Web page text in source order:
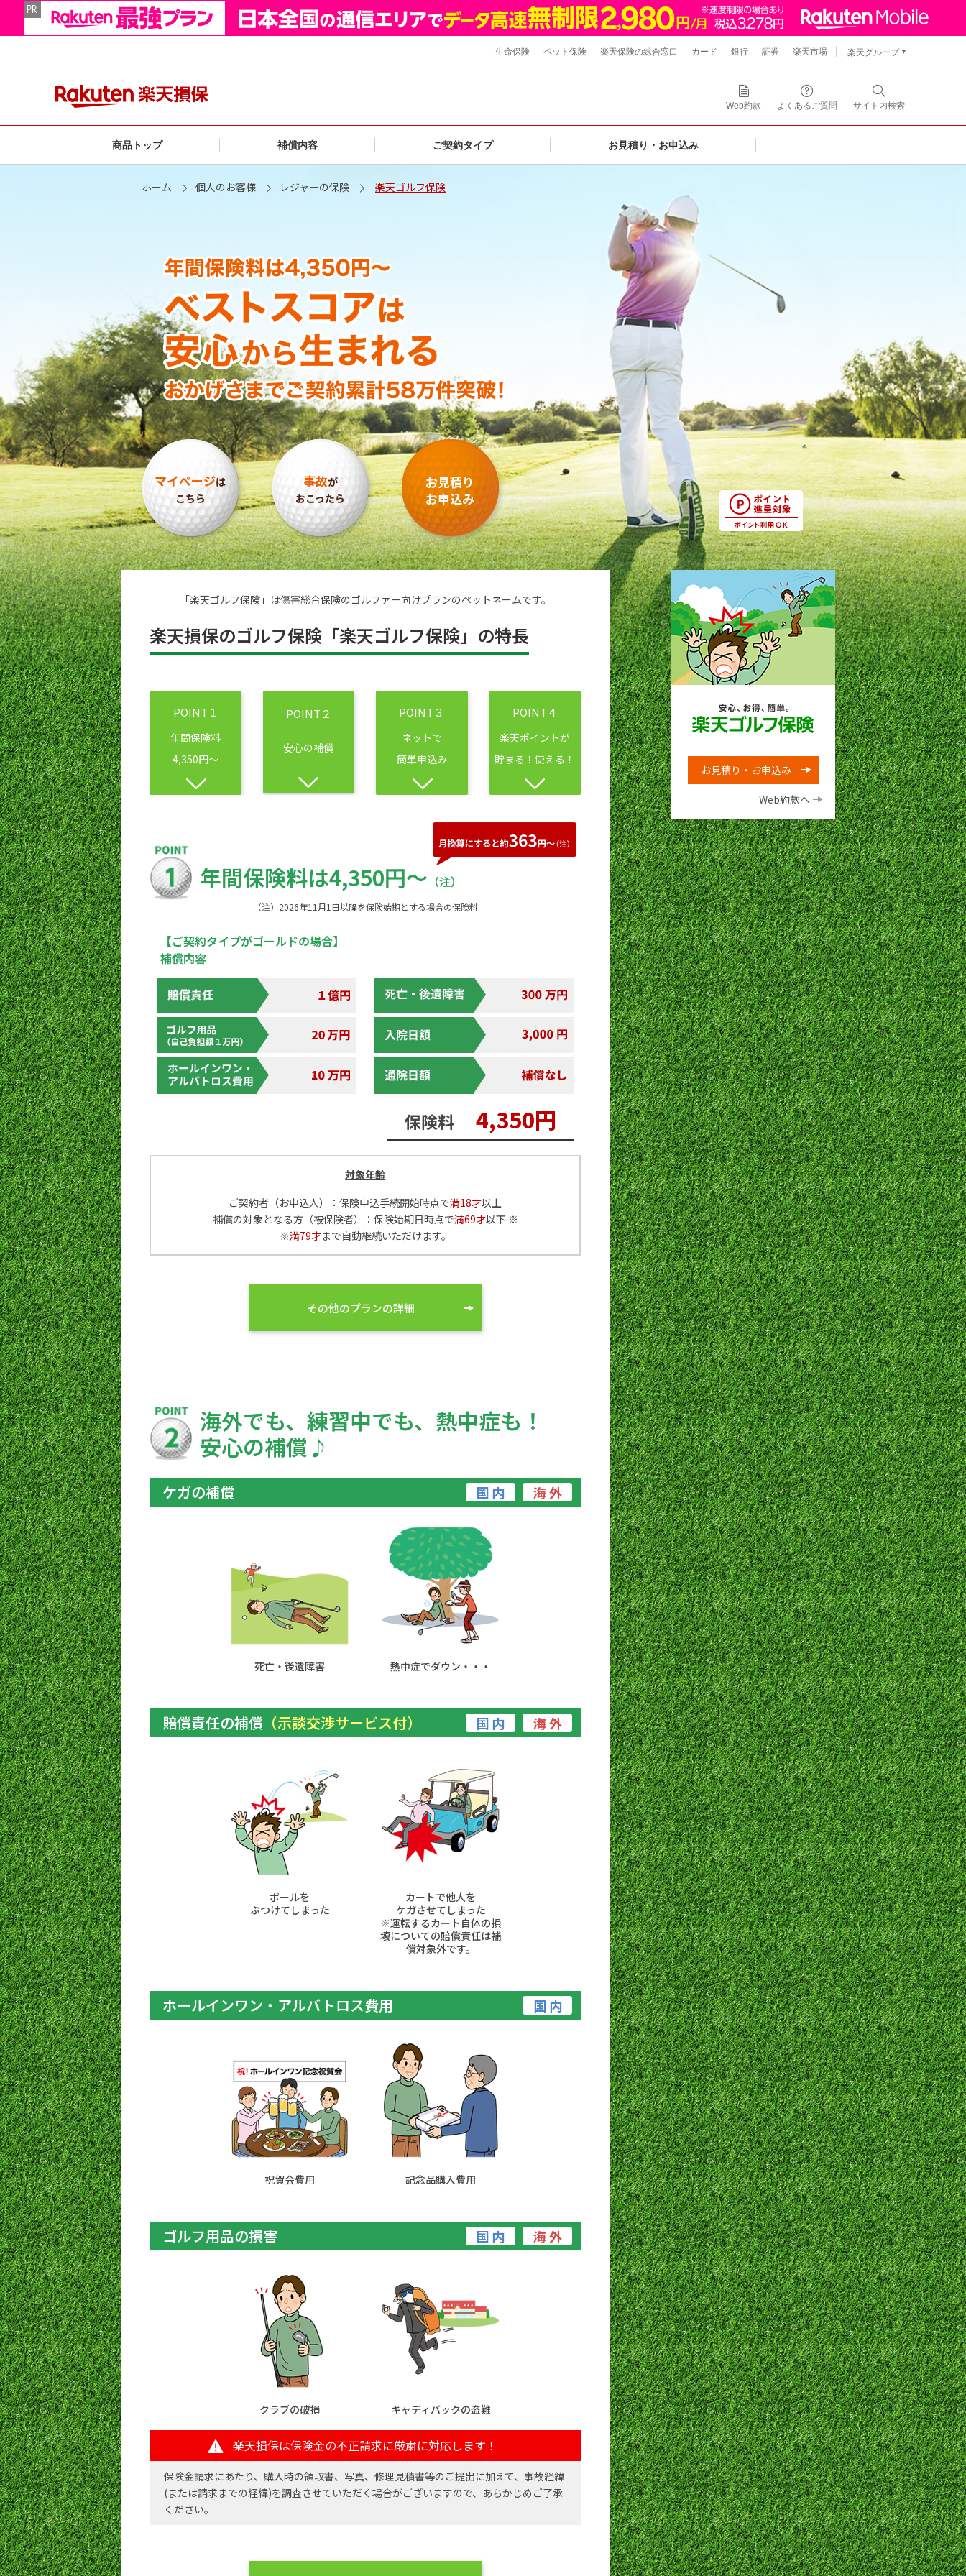
Web約款 よくあるご質問 サイト内検索
商品トップ 補償内容 ご契約タイプ お見積り・お申込み
生命保険 ペット保険 楽天保険の総合窓口 カード 銀行 証券 楽天市場 楽天グループ
ホーム 個人のお客様 レジャーの保険 楽天ゴルフ保険
マイページは
こちら
事故が
おこったら
お見積り
お申込み
「楽天ゴルフ保険」は傷害総合保険の ゴルファー向けプランのペットネームです。
楽天損保のゴルフ保険 「楽天ゴルフ保険」の特長
POINT１
年間保険料
4,350円～
POINT２
安心の補償
POINT３
ネットで
簡単申込み
POINT４
楽天ポイントが
貯まる！使える！
年間保険料は4,350円～ （注）
（注）2026年11月1日以降を保険始期とする場合の保険料
【ご契約タイプがゴールドの場合】
補償内容
保険料4,350円
対象年齢
ご契約者（お申込人）：保険申込手続開始時点で満18才以上
補償の対象となる方（被保険者）：保険始期日時点で満69才以下 ※
※満79才まで自動継続いただけます。
その他のプランの詳細
海外でも、練習中でも、熱中症も！
安心の補償♪
ケガの補償 国 内 海 外
死亡・後遺障害 熱中症でダウン・・・
賠償責任の補償 （示談交渉サービス付） 国 内 海 外
ボールを
ぶつけてしまった
カートで他人を
ケガさせてしまった
※運転するカート自体の損
壊についての賠償責任は補
償対象外です。
ホールインワン・ アルバトロス費用 国 内
祝賀会費用 記念品購入費用
ゴルフ用品の損害 国 内 海 外
クラブの破損 キャディバックの盗難
楽天損保は保険金の不正請求に厳粛に対応します！
保険金請求にあたり、購入時の領収書、写真、修理見積書等のご提出に加えて、事故経緯
(または請求までの経緯)を調査させていただく場合がございますので、あらかじめご了承
ください。
お見積り・お申込み
Web約款へ